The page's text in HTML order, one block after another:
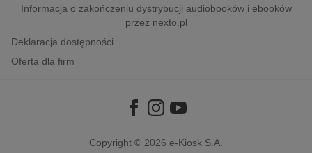
Informacja o zakończeniu dystrybucji audiobooków i ebooków
przez nexto.pl
Deklaracja dostępności
Oferta dla firm
Copyright © 2026 e-Kiosk S.A.